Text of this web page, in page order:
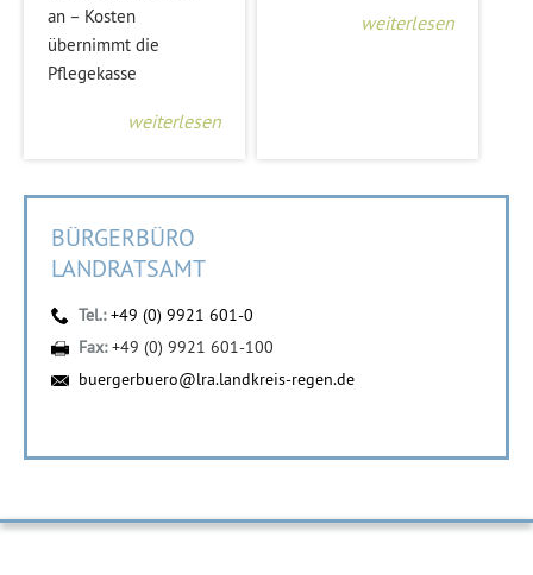
an – Kosten
übernimmt die
Pflegekasse
weiterlesen
weiterlesen
BÜRGERBÜRO
LANDRATSAMT
Tel.:+49 (0) 9921 601-0
Fax:+49 (0) 9921 601-100
buergerbuero@lra.landkreis-regen.de